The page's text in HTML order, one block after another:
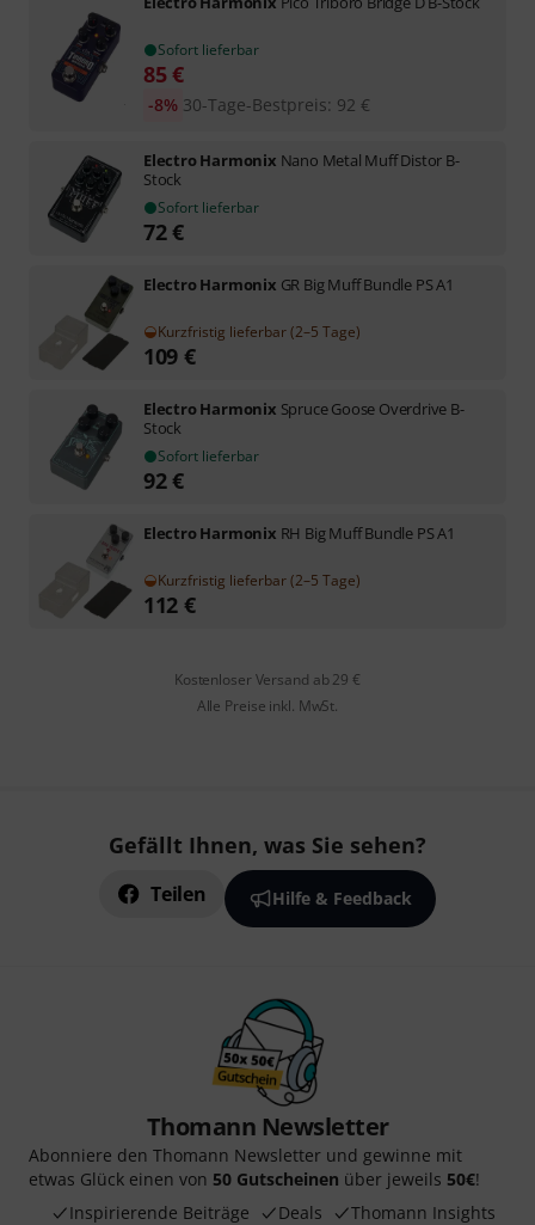
Sofort lieferbar
85€
30-Tage-Bestpreis: 92 €
-8%
Electro Harmonix Nano Metal Muff Distor B-
Stock
Sofort lieferbar
72€
Electro Harmonix GR Big Muff Bundle PS A1
Kurzfristig lieferbar (2–5 Tage)
109 €
Electro Harmonix Spruce Goose Overdrive B-
Stock
Sofort lieferbar
92€
Electro Harmonix RH Big Muff Bundle PS A1
Kurzfristig lieferbar (2–5 Tage)
112 €
Kostenloser Versand ab 29 €
Alle Preise inkl. MwSt.
Gefällt Ihnen, was Sie sehen?
Teilen Hilfe & Feedback
Thomann Newsletter
Abonniere den Thomann Newsletter und gewinne mit
etwas Glück einen von 50 Gutscheinen über jeweils 50€!
Inspirierende Beiträge
Deals Thomann Insights